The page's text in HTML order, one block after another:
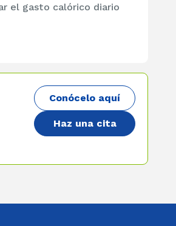
el gasto calórico diario
Conócelo aquí
Haz una cita